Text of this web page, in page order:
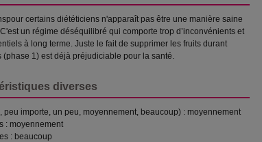
certains diététiciens n'apparaît pas être une manière saine
un régime déséquilibré qui comporte trop d’inconvénients et
à long terme. Juste le fait de supprimer les fruits durant
(phase 1) est déjà préjudiciable pour la santé.
diverses
peu importe, un peu, moyennement, beaucoup) : moyennement
: moyennement
: beaucoup